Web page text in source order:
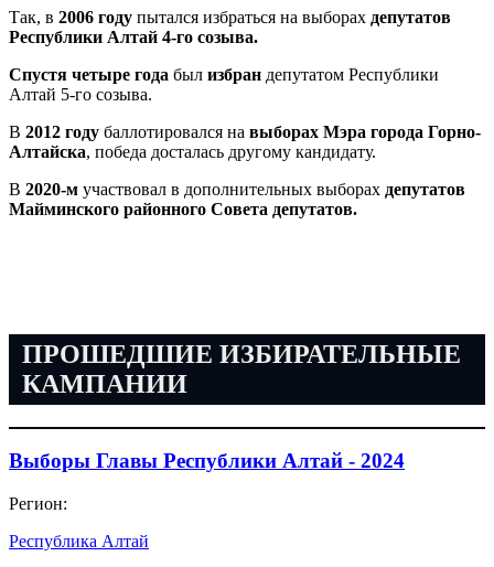
Так, в 2006 году пытался избраться на выборах депутатов
Республики Алтай 4-го созыва.
Спустя четыре года был избран депутатом Республики
Алтай 5-го созыва.
В 2012 году баллотировался на выборах Мэра города Горно-
Алтайска, победа досталась другому кандидату.
В 2020-м участвовал в дополнительных выборах депутатов
Майминского районного Совета депутатов.
ПРОШЕДШИЕ ИЗБИРАТЕЛЬНЫЕ
КАМПАНИИ
Выборы Главы Республики Алтай - 2024
Регион:
Республика Алтай